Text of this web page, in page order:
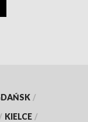
/
/ KIELCE /